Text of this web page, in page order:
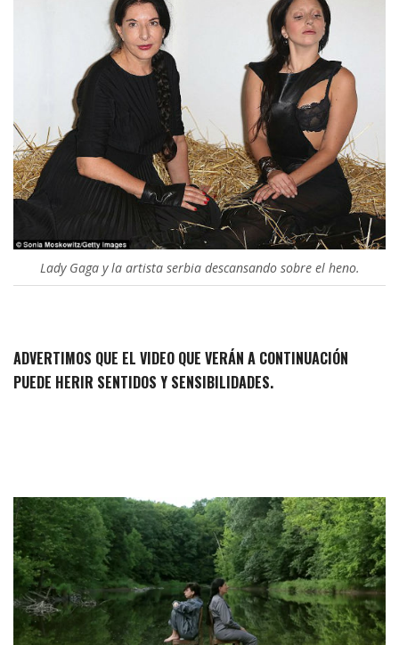
Lady Gaga y la artista serbia descansando sobre el heno.
ADVERTIMOS QUE EL VIDEO QUE VERÁN A CONTINUACIÓN
PUEDE HERIR SENTIDOS Y SENSIBILIDADES.